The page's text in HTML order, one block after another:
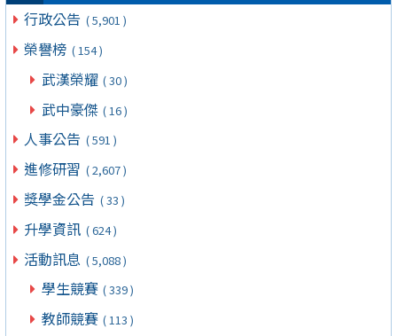
行政公告 ( 5,901 )
榮譽榜 ( 154 )
武漢榮耀 ( 30 )
武中豪傑 ( 16 )
人事公告 ( 591 )
進修研習 ( 2,607 )
獎學金公告 ( 33 )
升學資訊 ( 624 )
活動訊息 ( 5,088 )
學生競賽 ( 339 )
教師競賽 ( 113 )